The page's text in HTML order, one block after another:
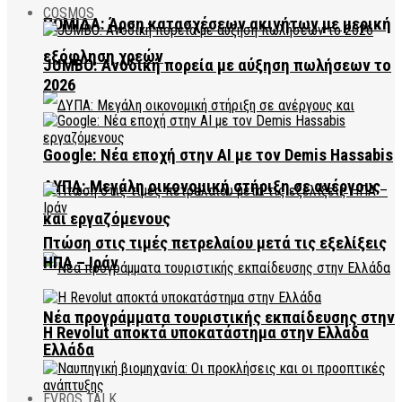
ΠΟΜΙΔΑ: Άρση κατασχέσεων ακινήτων με μερική
εξόφληση χρεών
ΔΥΠΑ: Μεγάλη οικονομική στήριξη σε ανέργους
και εργαζόμενους
Νέα προγράμματα τουριστικής εκπαίδευσης στην
Ελλάδα
EVROS TALK
COSMOS
JUMBO: Ανοδική πορεία με αύξηση πωλήσεων το
2026
Google: Νέα εποχή στην AI με τον Demis Hassabis
Πτώση στις τιμές πετρελαίου μετά τις εξελίξεις
ΗΠΑ – Ιράν
Η Revolut αποκτά υποκατάστημα στην Ελλάδα